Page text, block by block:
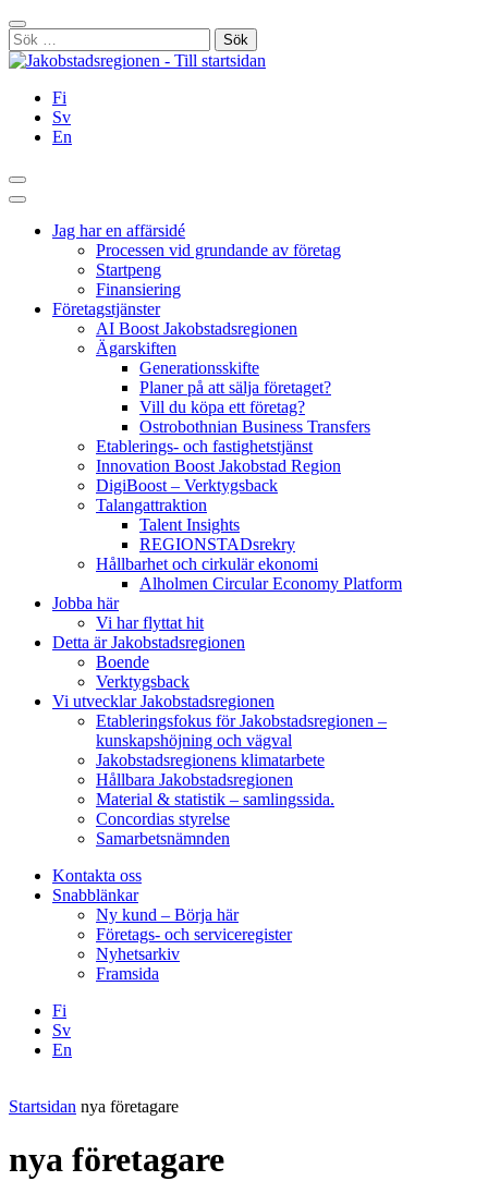
Hoppa
till
innehållet
Stäng
Sök
efter:
Fi
Sv
En
Sök
Huvudmeny
Jag har en affärsidé
Processen vid grundande av företag
Startpeng
Finansiering
Företagstjänster
AI Boost Jakobstadsregionen
Ägarskiften
Generationsskifte
Planer på att sälja företaget?
Vill du köpa ett företag?
Ostrobothnian Business Transfers
Etablerings- och fastighetstjänst
Innovation Boost Jakobstad Region
DigiBoost – Verktygsback
Talangattraktion
Talent Insights
REGIONSTADsrekry
Hållbarhet och cirkulär ekonomi
Alholmen Circular Economy Platform
Jobba här
Vi har flyttat hit
Detta är Jakobstadsregionen
Boende
Verktygsback
Vi utvecklar Jakobstadsregionen
Etableringsfokus för Jakobstadsregionen –
kunskapshöjning och vägval
Jakobstadsregionens klimatarbete
Hållbara Jakobstadsregionen
Material & statistik – samlingssida.
Concordias styrelse
Samarbetsnämnden
Kontakta oss
Snabblänkar
Ny kund – Börja här
Företags- och serviceregister
Nyhetsarkiv
Framsida
Fi
Sv
En
Startsidan nya företagare
nya företagare